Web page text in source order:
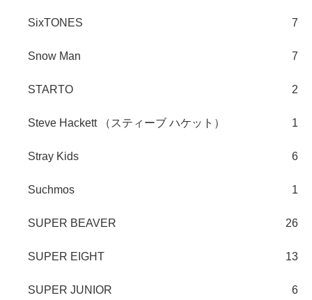
SixTONES 7
Snow Man 7
STARTO 2
Steve Hackett （スティーブ ハケット） 1
Stray Kids 6
Suchmos 1
SUPER BEAVER 26
SUPER EIGHT 13
SUPER JUNIOR 6